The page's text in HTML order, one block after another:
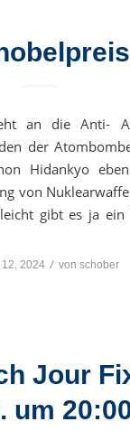
an die Anti-
der
Hidankyo
von
gibt es ja
2024 / von schober
Jour
um